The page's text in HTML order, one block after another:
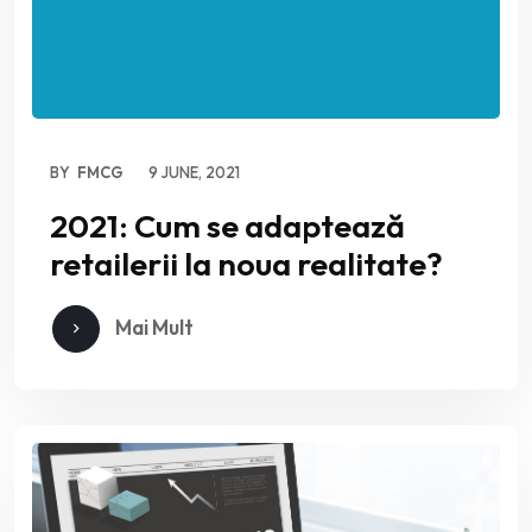
BY FMCG 9 JUNE, 2021
2021: Cum se adaptează
retailerii la noua realitate?
Mai Mult